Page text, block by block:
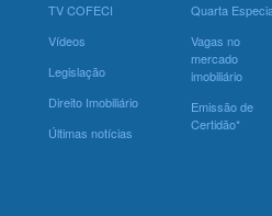
TV COFECI
Vídeos
Legislação
Direito Imobiliário
Últimas notícias
Quarta
Vagas no
mercado
imobiliário
Emissão de
Certidão*